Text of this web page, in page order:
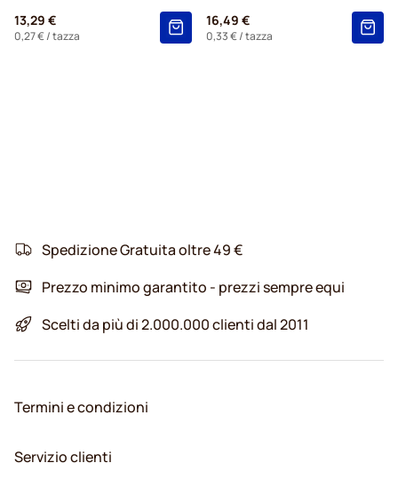
13,29 €
0,27 €/ tazza
16,49 €
0,33 €/ tazza
Spedizione Gratuita oltre 49 €
Prezzo minimo garantito - prezzi sempre equi
Scelti da più di 2.000.000 clienti dal 2011
Termini e condizioni
Servizio clienti